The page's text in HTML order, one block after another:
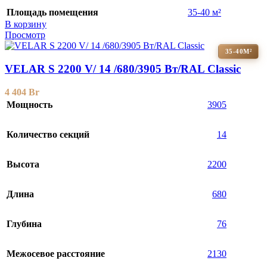
Площадь помещения
35-40 м²
В корзину
Просмотр
35-40М²
VELAR S 2200 V/ 14 /680/3905 Вт/RAL Classic
4 404 Br
Мощность
3905
Количество секций 14
Высота 2200
Длина 680
Глубина 76
Межосевое расстояние 2130